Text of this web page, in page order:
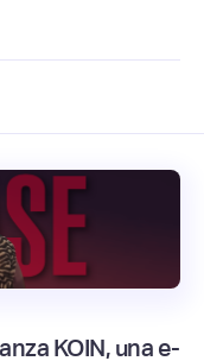
KOIN, una e-